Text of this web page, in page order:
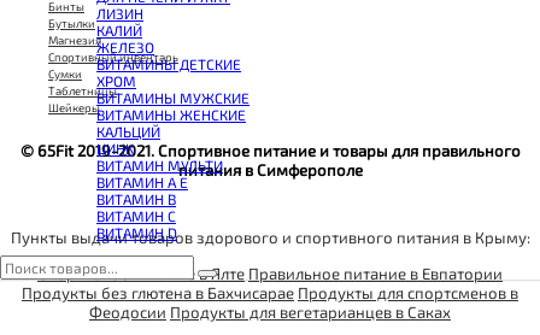
КРЕАТИН
ПОЛЕЗНЫЕ ЖИРЫ
ПРОТЕИН
ПРОТЕИНОВОЕ ПЕЧЕНЬЕ
ПРОТЕИНОВЫЕ БАТОНЧИКИ
ПРОТЕИНОВЫЕ КАШИ
ТЕСТОБУСТЕРЫ
ЦИТРУЛЛИН МАЛАТ
ПРЕДТРЕНИРОВОЧНЫЕ КОМПЛЕКСЫ
ЭНЕРГЕТИКИ И ЖИРОСЖИГАТЕЛИ#
ЛИЗИН
КАЛИЙ
ЖЕЛЕЗО
ВИТАМИНЫ ДЕТСКИЕ
ХРОМ
ВИТАМИНЫ МУЖСКИЕ
ВИТАМИНЫ ЖЕНСКИЕ
КАЛЬЦИЙ
ЦИНК
ВИТАМИН МУЛЬТИ
ВИТАМИН A E
ВИТАМИН B
ВИТАМИН C
ВИТАМИН D
Бинты
Бутылки
Магнезия
Спортивный инвентарь
Сумки
Таблетницы
Шейкеры
© 65Fit 2019-2021. Спортивное питание и товары для правильного
питания в Симферополе
Пункты выдачи товаров здорового и спортивного питания в Крыму:
Спортивное питание в Ялте Правильное питание в Евпатории
Продукты без глютена в Бахчисарае Продукты для спортсменов в
Феодосии Продукты для вегетарианцев в Саках